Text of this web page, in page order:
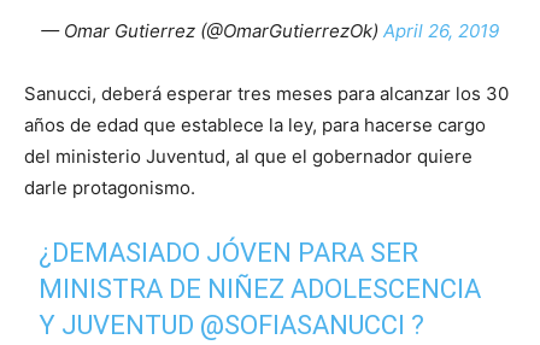
— Omar Gutierrez (@OmarGutierrezOk) April 26, 2019
Sanucci, deberá esperar tres meses para alcanzar los 30
años de edad que establece la ley, para hacerse cargo
del ministerio Juventud, al que el gobernador quiere
darle protagonismo.
¿DEMASIADO JÓVEN PARA SER
MINISTRA DE NIÑEZ ADOLESCENCIA
Y JUVENTUD @SOFIASANUCCI ?